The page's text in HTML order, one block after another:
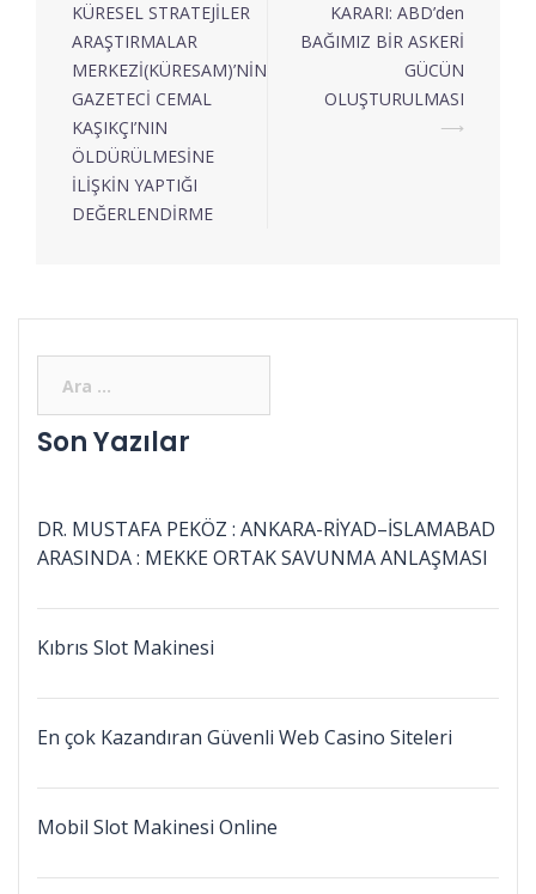
KÜRESEL STRATEJİLER
ARAŞTIRMALAR
MERKEZİ(KÜRESAM)’NİN
GAZETECİ CEMAL
KAŞIKÇI’NIN
ÖLDÜRÜLMESİNE
İLİŞKİN YAPTIĞI
DEĞERLENDİRME
KARARI: ABD’den
BAĞIMIZ BİR ASKERİ
GÜCÜN
OLUŞTURULMASI
⟶
Son Yazılar
DR. MUSTAFA PEKÖZ : ANKARA-RİYAD–İSLAMABAD
ARASINDA : MEKKE ORTAK SAVUNMA ANLAŞMASI
Kıbrıs Slot Makinesi
En çok Kazandıran Güvenli Web Casino Siteleri
Mobil Slot Makinesi Online